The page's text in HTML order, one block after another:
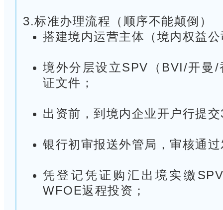
3.标准办理流程（顺序不能颠倒）
搭建境内运营主体（境内权益
境外分层设立SPV（BVI/开曼
证文件；
出资前，到境内企业开户行提
银行初审报送外管局，审核通
凭登记凭证购汇出境实缴
WFOE返程投资；